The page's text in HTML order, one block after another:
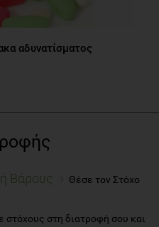
αδυνατίσματος
Βάρους
Θέσε τον Στόχο
στόχους στη διατροφή σου και